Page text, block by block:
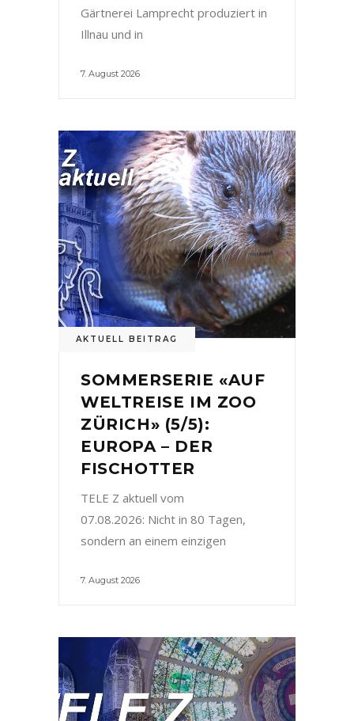
Gärtnerei Lamprecht produziert in
Illnau und in
7. August 2026
AKTUELL BEITRAG
SOMMERSERIE «AUF
WELTREISE IM ZOO
ZÜRICH» (5/5):
EUROPA – DER
FISCHOTTER
TELE Z aktuell vom
07.08.2026: Nicht in 80 Tagen,
sondern an einem einzigen
7. August 2026